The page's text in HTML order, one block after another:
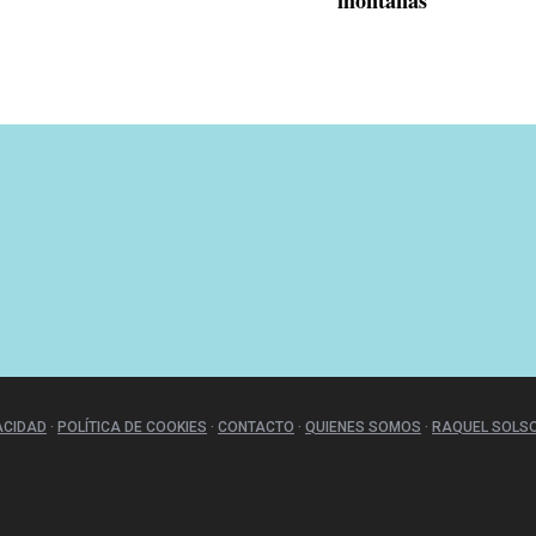
· POLÍTICA DE COOKIES · CONTACTO · QUIENES SOMOS · RAQUEL